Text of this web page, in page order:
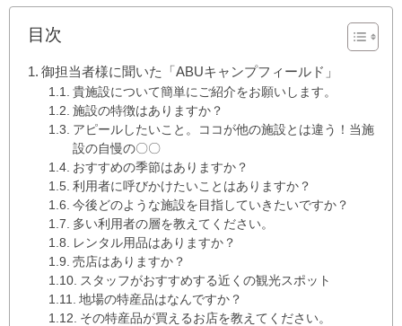
目次
御担当者様に聞いた「ABUキャンプフィールド」
貴施設について簡単にご紹介をお願いします。
施設の特徴はありますか？
アピールしたいこと。ココが他の施設とは違う！当施
設の自慢の〇〇
おすすめの季節はありますか？
利用者に呼びかけたいことはありますか？
今後どのような施設を目指していきたいですか？
多い利用者の層を教えてください。
レンタル用品はありますか？
売店はありますか？
スタッフがおすすめする近くの観光スポット
地場の特産品はなんですか？
その特産品が買えるお店を教えてください。